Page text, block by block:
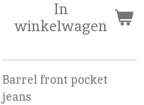
In
winkelwagen
Barrel front pocket
jeans